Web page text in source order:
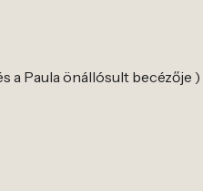
a Paula önállósult becézője )